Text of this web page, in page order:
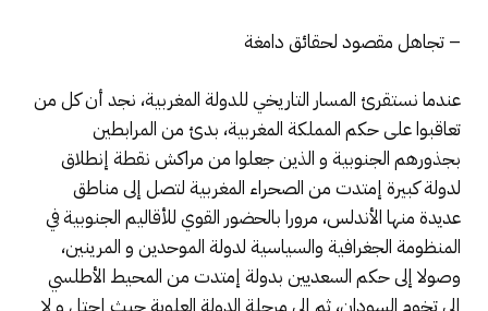
– تجاهل مقصود لحقائق دامغة
عندما نستقرئ المسار التاريخي للدولة المغربية، نجد أن كل من
تعاقبوا على حكم المملكة المغربية، بدئ من المرابطين
بجذورهم الجنوبية و الذين جعلوا من مراكش نقطة إنطلاق
لدولة كبيرة إمتدت من الصحراء المغربية لتصل إلى مناطق
عديدة منها الأندلس، مرورا بالحضور القوي للأقاليم الجنوبية في
المنظومة الجغرافية والسياسية لدولة الموحدين و المرينين،
وصولا إلى حكم السعديين بدولة إمتدت من المحيط الأطلسي